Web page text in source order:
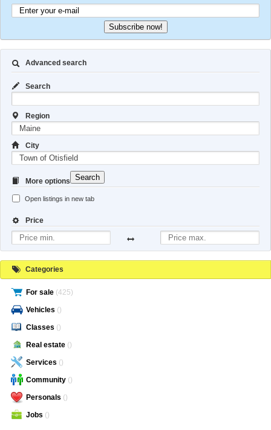
Subscribe now!
Advanced search
Search
Region
City
More options
Open listings in new tab
Price
Search
Categories
For sale (425)
Vehicles ()
Classes ()
Real estate ()
Services ()
Community ()
Personals ()
Jobs ()